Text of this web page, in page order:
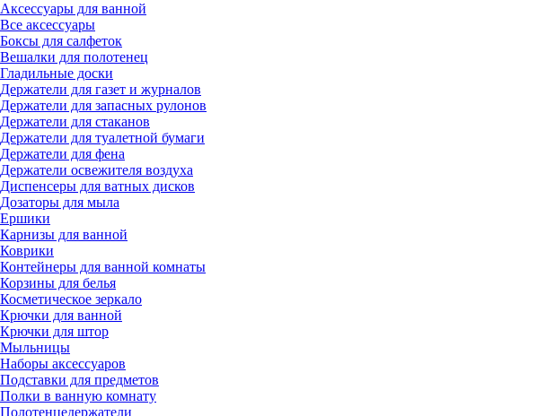
Аксессуары для ванной
Все аксессуары
Боксы для салфеток
Вешалки для полотенец
Гладильные доски
Держатели для газет и журналов
Держатели для запасных рулонов
Держатели для стаканов
Держатели для туалетной бумаги
Держатели для фена
Держатели освежителя воздуха
Диспенсеры для ватных дисков
Дозаторы для мыла
Ершики
Карнизы для ванной
Коврики
Контейнеры для ванной комнаты
Корзины для белья
Косметическое зеркало
Крючки для ванной
Крючки для штор
Мыльницы
Наборы аксессуаров
Подставки для предметов
Полки в ванную комнату
Полотенцедержатели